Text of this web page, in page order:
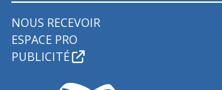
NOUS RECEVOIR
ESPACE PRO
PUBLICITÉ